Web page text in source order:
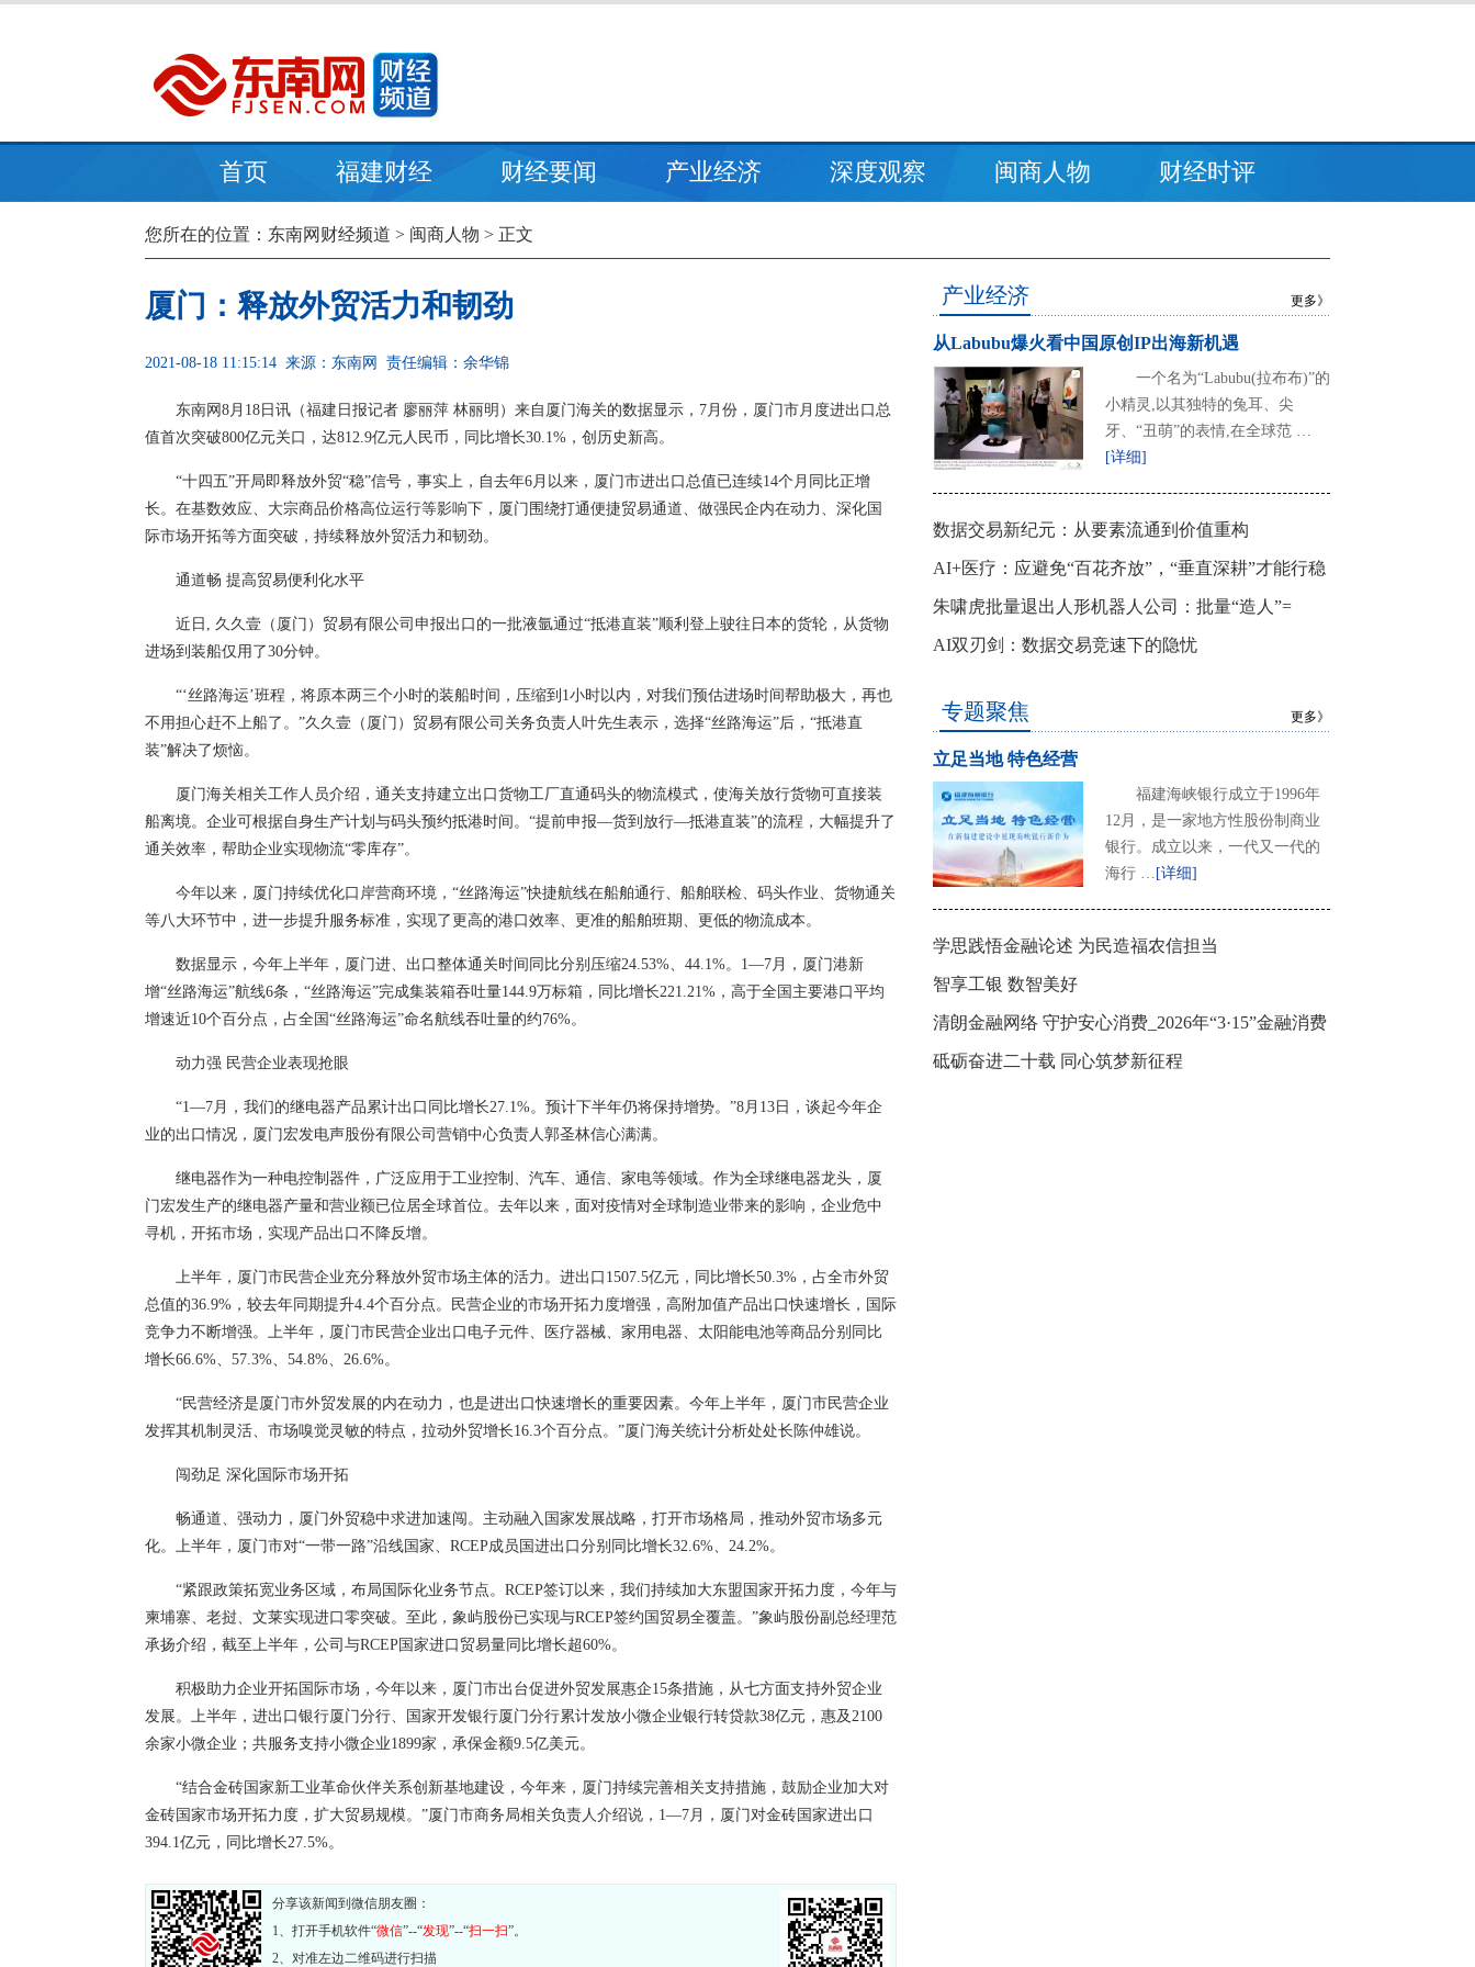
首页 福建财经 财经要闻 产业经济 深度观察 闽商人物 财经时评
您所在的位置： 东南网财经频道 > 闽商人物 > 正文
厦门：释放外贸活力和韧劲
2021-08-18 11:15:14 来源：东南网 责任编辑：余华锦
东南网8月18日讯（福建日报记者 廖丽萍 林丽明）来自厦门海关的数据显示，7月份，厦门市月度进出口总
值首次突破800亿元关口，达812.9亿元人民币，同比增长30.1%，创历史新高。
“十四五”开局即释放外贸“稳”信号，事实上，自去年6月以来，厦门市进出口总值已连续14个月同比正增
长。在基数效应、大宗商品价格高位运行等影响下，厦门围绕打通便捷贸易通道、做强民企内在动力、深化国
际市场开拓等方面突破，持续释放外贸活力和韧劲。
通道畅 提高贸易便利化水平
近日, 久久壹（厦门）贸易有限公司申报出口的一批液氩通过“抵港直装”顺利登上驶往日本的货轮，从货物
进场到装船仅用了30分钟。
“‘丝路海运’班程，将原本两三个小时的装船时间，压缩到1小时以内，对我们预估进场时间帮助极大，再也
不用担心赶不上船了。”久久壹（厦门）贸易有限公司关务负责人叶先生表示，选择“丝路海运”后，“抵港直
装”解决了烦恼。
厦门海关相关工作人员介绍，通关支持建立出口货物工厂直通码头的物流模式，使海关放行货物可直接装
船离境。企业可根据自身生产计划与码头预约抵港时间。“提前申报—货到放行—抵港直装”的流程，大幅提升了
通关效率，帮助企业实现物流“零库存”。
今年以来，厦门持续优化口岸营商环境，“丝路海运”快捷航线在船舶通行、船舶联检、码头作业、货物通关
等八大环节中，进一步提升服务标准，实现了更高的港口效率、更准的船舶班期、更低的物流成本。
数据显示，今年上半年，厦门进、出口整体通关时间同比分别压缩24.53%、44.1%。1—7月，厦门港新
增“丝路海运”航线6条，“丝路海运”完成集装箱吞吐量144.9万标箱，同比增长221.21%，高于全国主要港口平均
增速近10个百分点，占全国“丝路海运”命名航线吞吐量的约76%。
动力强 民营企业表现抢眼
“1—7月，我们的继电器产品累计出口同比增长27.1%。预计下半年仍将保持增势。”8月13日，谈起今年企
业的出口情况，厦门宏发电声股份有限公司营销中心负责人郭圣林信心满满。
继电器作为一种电控制器件，广泛应用于工业控制、汽车、通信、家电等领域。作为全球继电器龙头，厦
门宏发生产的继电器产量和营业额已位居全球首位。去年以来，面对疫情对全球制造业带来的影响，企业危中
寻机，开拓市场，实现产品出口不降反增。
上半年，厦门市民营企业充分释放外贸市场主体的活力。进出口1507.5亿元，同比增长50.3%，占全市外贸
总值的36.9%，较去年同期提升4.4个百分点。民营企业的市场开拓力度增强，高附加值产品出口快速增长，国际
竞争力不断增强。上半年，厦门市民营企业出口电子元件、医疗器械、家用电器、太阳能电池等商品分别同比
增长66.6%、57.3%、54.8%、26.6%。
“民营经济是厦门市外贸发展的内在动力，也是进出口快速增长的重要因素。今年上半年，厦门市民营企业
发挥其机制灵活、市场嗅觉灵敏的特点，拉动外贸增长16.3个百分点。”厦门海关统计分析处处长陈仲雄说。
闯劲足 深化国际市场开拓
畅通道、强动力，厦门外贸稳中求进加速闯。主动融入国家发展战略，打开市场格局，推动外贸市场多元
化。上半年，厦门市对“一带一路”沿线国家、RCEP成员国进出口分别同比增长32.6%、24.2%。
“紧跟政策拓宽业务区域，布局国际化业务节点。RCEP签订以来，我们持续加大东盟国家开拓力度，今年与
柬埔寨、老挝、文莱实现进口零突破。至此，象屿股份已实现与RCEP签约国贸易全覆盖。”象屿股份副总经理范
承扬介绍，截至上半年，公司与RCEP国家进口贸易量同比增长超60%。
积极助力企业开拓国际市场，今年以来，厦门市出台促进外贸发展惠企15条措施，从七方面支持外贸企业
发展。上半年，进出口银行厦门分行、国家开发银行厦门分行累计发放小微企业银行转贷款38亿元，惠及2100
余家小微企业；共服务支持小微企业1899家，承保金额9.5亿美元。
“结合金砖国家新工业革命伙伴关系创新基地建设，今年来，厦门持续完善相关支持措施，鼓励企业加大对
金砖国家市场开拓力度，扩大贸易规模。”厦门市商务局相关负责人介绍说，1—7月，厦门对金砖国家进出口
394.1亿元，同比增长27.5%。
分享该新闻到微信朋友圈：
1、打开手机软件“微信”--“发现”--“扫一扫”。
2、对准左边二维码进行扫描
更多》
产业经济
从Labubu爆火看中国原创IP出海新机遇
一个名为“Labubu(拉布布)”的
小精灵,以其独特的兔耳、尖
牙、“丑萌”的表情,在全球范 …
[详细]
数据交易新纪元：从要素流通到价值重构
​AI+医疗：应避免“百花齐放”，“垂直深耕”才能行稳
致远
朱啸虎批量退出人形机器人公司：批量“造人”=
没“钱”途？
AI双刃剑：数据交易竞速下的隐忧
更多》
专题聚焦
立足当地 特色经营
福建海峡银行成立于1996年
12月，是一家地方性股份制商业
银行。成立以来，一代又一代的
海行 … [详细]
学思践悟金融论述 为民造福农信担当
智享工银 数智美好
清朗金融网络 守护安心消费_2026年“3·15”金融消费
者权益保护教育宣传
砥砺奋进二十载 同心筑梦新征程